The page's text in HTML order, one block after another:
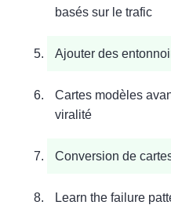
basés sur le trafic
Ajouter des
Cartes modèles
viralité
Conversion de
Learn the failure